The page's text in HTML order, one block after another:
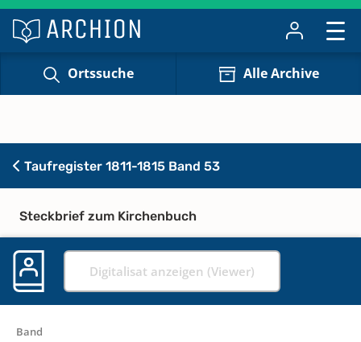
Ortssuche Alle Archive
Taufregister 1811-1815 Band 53
Steckbrief zum Kirchenbuch
Digitalisat anzeigen (Viewer)
Band